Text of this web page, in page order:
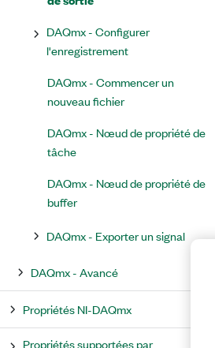
DAQmx - Configurer
l'enregistrement
DAQmx - Commencer un
nouveau fichier
DAQmx - Nœud de propriété de
tâche
DAQmx - Nœud de propriété de
buffer
DAQmx - Exporter un signal
DAQmx - Avancé
Propriétés NI-DAQmx
Propriétés supportées par